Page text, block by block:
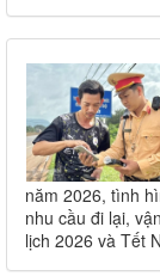
năm 2026, tình
nhu cầu đi lại,
lịch 2026 và Tết